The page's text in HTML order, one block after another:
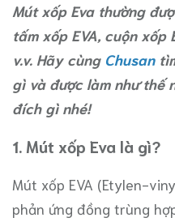
Mút xốp Eva thường
tấm xốp EVA, cuộn xốp
v.v. Hãy cùng Chusan
gì và được làm như thế
đích gì nhé!
1. Mút xốp Eva là gì?
Mút xốp EVA (Etylen-
phản ứng đồng trùng